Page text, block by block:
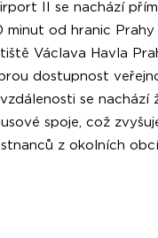
II se nachází
minut od hranic
Václava Havla
dostupnost
se nachází
spoje, což
z okolních